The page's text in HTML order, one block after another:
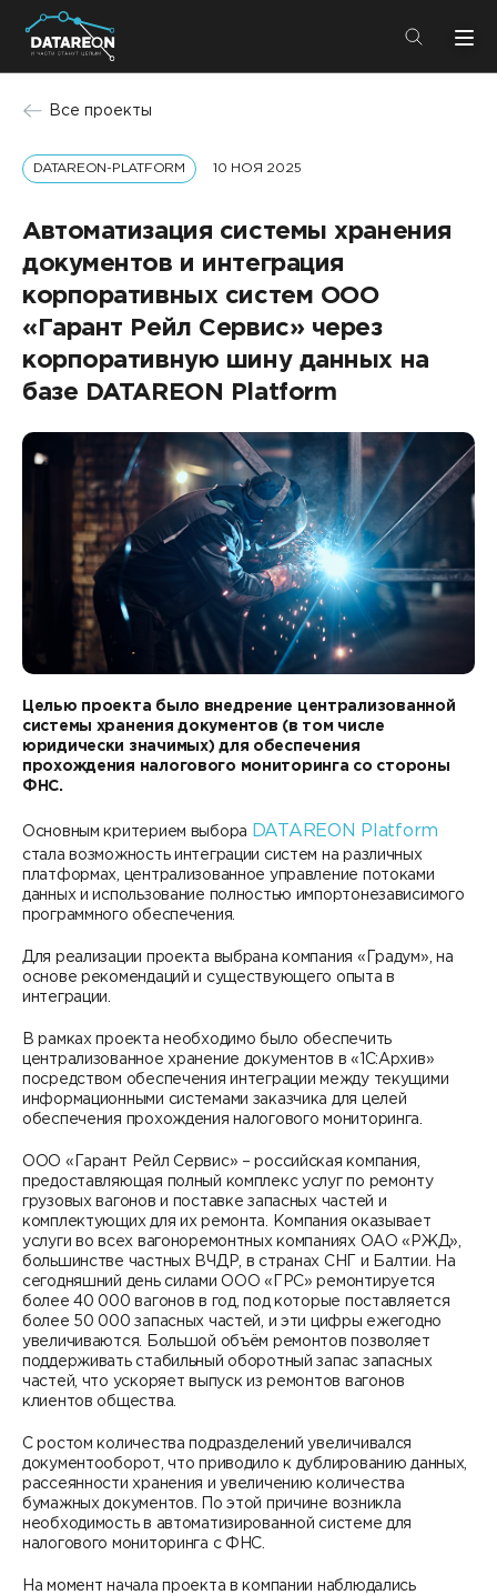
+7 (495) 280-08-01
Услуги
Решения
Партнеры
Компания
Карьера
Контакты
Клиенты и проекты
DATAREON Platform
DATAREON ESB
Пресс-центр
Новости
Анонсы мероприятий
СМИ о нас
Услуги
Образовательный марафон: ваш рывок к новым
знаниям
Техническая поддержка
Сертификация
Старт с Вендором
Партнеры
Партнерство с DATAREON
Партнеры DATAREON
Статьи
Документация
Книги DATAREON
Вебинары
Все проекты
DATAREON-PLATFORM 10 НОЯ 2025
Автоматизация системы хранения
документов и интеграция
корпоративных систем ООО
«Гарант Рейл Сервис» через
корпоративную шину данных на
базе DATAREON Platform
Целью проекта было внедрение централизованной
системы хранения документов (в том числе
юридически значимых) для обеспечения
прохождения налогового мониторинга со стороны
ФНС.
Основным критерием выбора DATAREON Platform
стала возможность интеграции систем на различных
платформах, централизованное управление потоками
данных и использование полностью импортонезависимого
программного обеспечения.
Для реализации проекта выбрана компания «Градум», на
основе рекомендаций и существующего опыта в
интеграции.
В рамках проекта необходимо было обеспечить
централизованное хранение документов в «1С:Архив»
посредством обеспечения интеграции между текущими
информационными системами заказчика для целей
обеспечения прохождения налогового мониторинга.
ООО «Гарант Рейл Сервис» – российская компания,
предоставляющая полный комплекс услуг по ремонту
грузовых вагонов и поставке запасных частей и
комплектующих для их ремонта. Компания оказывает
услуги во всех вагоноремонтных компаниях ОАО «РЖД»,
большинстве частных ВЧДР, в странах СНГ и Балтии. На
сегодняшний день силами ООО «ГРС» ремонтируется
более 40 000 вагонов в год, под которые поставляется
более 50 000 запасных частей, и эти цифры ежегодно
увеличиваются. Большой объём ремонтов позволяет
поддерживать стабильный оборотный запас запасных
частей, что ускоряет выпуск из ремонтов вагонов
клиентов общества.
С ростом количества подразделений увеличивался
документооборот, что приводило к дублированию данных,
рассеянности хранения и увеличению количества
бумажных документов. По этой причине возникла
необходимость в автоматизированной системе для
налогового мониторинга с ФНС.
На момент начала проекта в компании наблюдались